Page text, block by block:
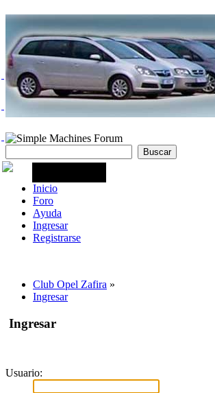
Inicio
Foro
Ayuda
Ingresar
Registrarse
Club Opel Zafira »
Ingresar
Ingresar
Usuario: